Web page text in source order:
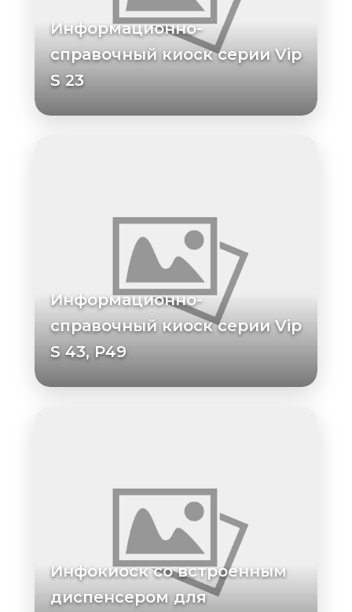
Информационно-
справочный киоск серии Vip
S 23
Информационно-
справочный киоск серии Vip
S 43, Р49
Инфокиоск со встроенным
диспенсером для